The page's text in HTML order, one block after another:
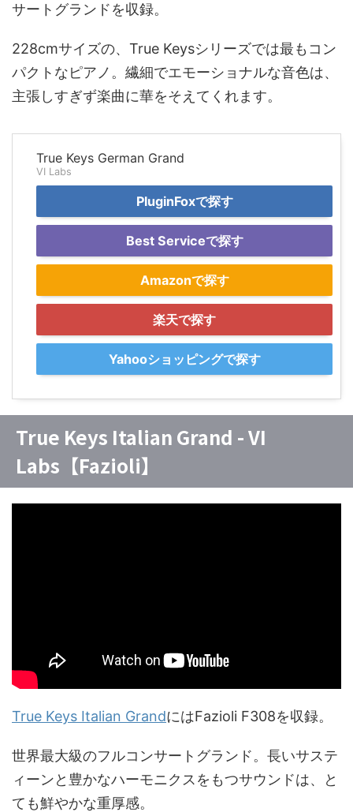
サートグランドを収録。
228cmサイズの、True Keysシリーズでは最もコン
パクトなピアノ。繊細でエモーショナルな音色は、
主張しすぎず楽曲に華をそえてくれます。
True Keys German Grand
VI Labs
PluginFoxで探す
Best Serviceで探す
Amazonで探す
楽天で探す
Yahooショッピングで探す
True Keys Italian Grand - VI
Labs【Fazioli】
True Keys Italian GrandにはFazioli F308を収録。
世界最大級のフルコンサートグランド。長いサステ
ィーンと豊かなハーモニクスをもつサウンドは、と
ても鮮やかな重厚感。